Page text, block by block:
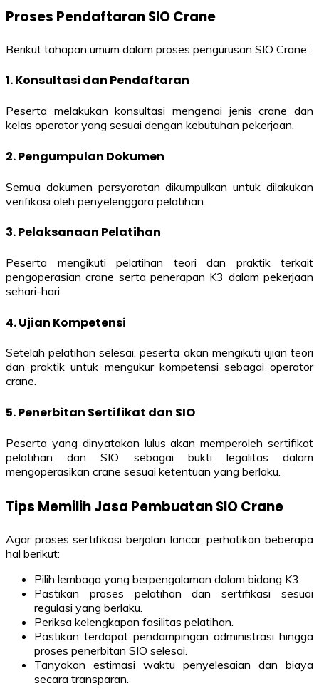
Proses Pendaftaran SIO Crane
Berikut tahapan umum dalam proses pengurusan SIO Crane:
1. Konsultasi dan Pendaftaran
Peserta melakukan konsultasi mengenai jenis crane dan
kelas operator yang sesuai dengan kebutuhan pekerjaan.
2. Pengumpulan Dokumen
Semua dokumen persyaratan dikumpulkan untuk dilakukan
verifikasi oleh penyelenggara pelatihan.
3. Pelaksanaan Pelatihan
Peserta mengikuti pelatihan teori dan praktik terkait
pengoperasian crane serta penerapan K3 dalam pekerjaan
sehari-hari.
4. Ujian Kompetensi
Setelah pelatihan selesai, peserta akan mengikuti ujian teori
dan praktik untuk mengukur kompetensi sebagai operator
crane.
5. Penerbitan Sertifikat dan SIO
Peserta yang dinyatakan lulus akan memperoleh sertifikat
pelatihan dan SIO sebagai bukti legalitas dalam
mengoperasikan crane sesuai ketentuan yang berlaku.
Tips Memilih Jasa Pembuatan SIO Crane
Agar proses sertifikasi berjalan lancar, perhatikan beberapa
hal berikut:
Pilih lembaga yang berpengalaman dalam bidang K3.
Pastikan proses pelatihan dan sertifikasi sesuai
regulasi yang berlaku.
Periksa kelengkapan fasilitas pelatihan.
Pastikan terdapat pendampingan administrasi hingga
proses penerbitan SIO selesai.
Tanyakan estimasi waktu penyelesaian dan biaya
secara transparan.